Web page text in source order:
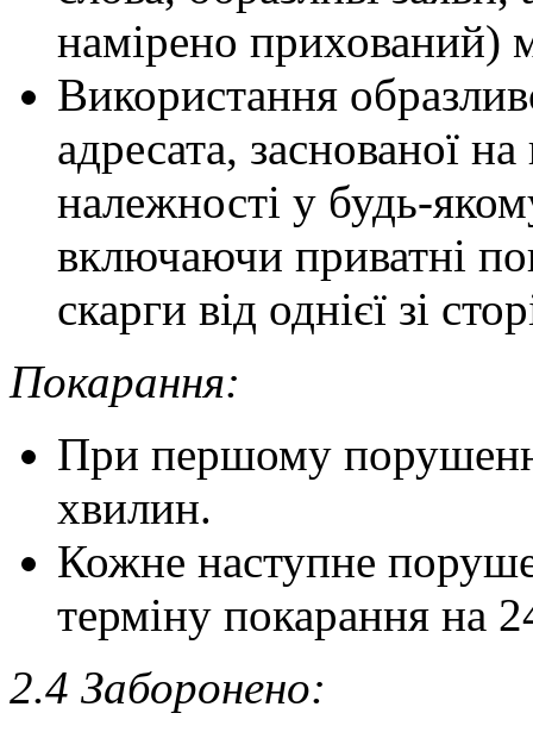
намірено прихований)
Використання
адресата, заснованої
належності у будь-
включаючи приватні
скарги від однієї зі
Покарання:
При першому
хвилин.
Кожне наступне
терміну покарання на
2.4 Заборонено: